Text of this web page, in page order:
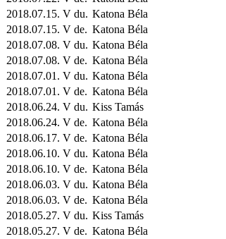
2018.07.15. V du. Katona Béla
2018.07.15. V de. Katona Béla
2018.07.08. V du. Katona Béla
2018.07.08. V de. Katona Béla
2018.07.01. V du. Katona Béla
2018.07.01. V de. Katona Béla
2018.06.24. V du. Kiss Tamás
2018.06.24. V de. Katona Béla
2018.06.17. V de. Katona Béla
2018.06.10. V du. Katona Béla
2018.06.10. V de. Katona Béla
2018.06.03. V du. Katona Béla
2018.06.03. V de. Katona Béla
2018.05.27. V du. Kiss Tamás
2018.05.27. V de. Katona Béla